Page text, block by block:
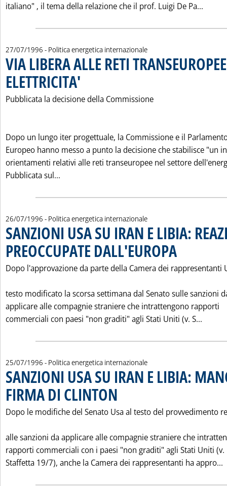
italiano" ‚ il tema della relazione che il prof. Luigi De Pa...
27/07/1996 - Politica energetica internazionale
VIA LIBERA ALLE RETI
ELETTRICITA'
Pubblicata la decisione della Commissione
Dopo un lungo iter progettuale, la Commissione e il
Europeo hanno messo a punto la decisione che stabilisce "un
orientamenti relativi alle reti transeuropee nel settore
Pubblicata sul...
26/07/1996 - Politica energetica internazionale
SANZIONI USA SU IRAN E LIBIA:
PREOCCUPATE DALL'EUROPA
Dopo l'approvazione da parte della Camera dei rappresentanti
testo modificato la scorsa settimana dal Senato sulle sanzioni
applicare alle compagnie straniere che intrattengono rapporti
commerciali con paesi "non graditi" agli Stati Uniti (v. S...
25/07/1996 - Politica energetica internazionale
SANZIONI USA SU IRAN E LIBIA:
FIRMA DI CLINTON
Dopo le modifiche del Senato Usa al testo del provvedimento
alle sanzioni da applicare alle compagnie straniere che
rapporti commerciali con i paesi "non graditi" agli Stati Uniti (v.
Staffetta 19/7), anche la Camera dei rappresentanti ha appro...